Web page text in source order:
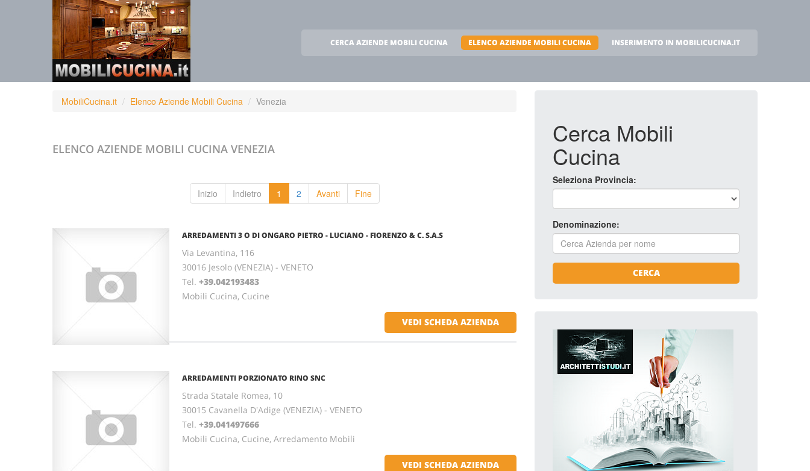
CERCA AZIENDE MOBILI CUCINA ELENCO AZIENDE MOBILI CUCINA INSERIMENTO IN MOBILICUCINA.IT
MobiliCucina.it Elenco Aziende Mobili Cucina Venezia
ELENCO AZIENDE MOBILI CUCINA VENEZIA
Inizio Indietro 1 2 Avanti Fine
ARREDAMENTI 3 O DI ONGARO PIETRO - LUCIANO - FIORENZO & C. S.A.S
Via Levantina, 116
30016 Jesolo (VENEZIA) - VENETO
Tel. +39.042193483
Mobili Cucina, Cucine
VEDI SCHEDA AZIENDA
ARREDAMENTI PORZIONATO RINO SNC
Strada Statale Romea, 10
30015 Cavanella D'Adige (VENEZIA) - VENETO
Tel. +39.041497666
Mobili Cucina, Cucine, Arredamento Mobili
VEDI SCHEDA AZIENDA
Cerca Mobili
Cucina
Seleziona Provincia:
Denominazione:
CERCA